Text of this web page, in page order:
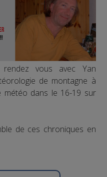
vous avec Yan
de montagne à
météo dans le 16-19 sur
de ces chroniques en